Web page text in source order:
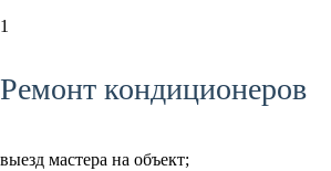
1
Ремонт кондиционеров
выезд мастера на объект;